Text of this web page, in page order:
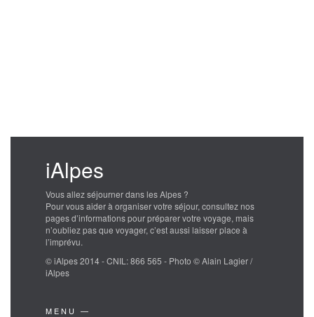
iAlpes
Vous allez séjourner dans les Alpes ?
Pour vous aider à organiser votre séjour, consultez nos
pages d’informations pour préparer votre voyage, mais
n’oubliez pas que voyager, c’est aussi laisser place à
l’imprévu.
© iAlpes 2014 - CNIL: 866 565 - Photo © Alain Lagier /
iAlpes
MENU —